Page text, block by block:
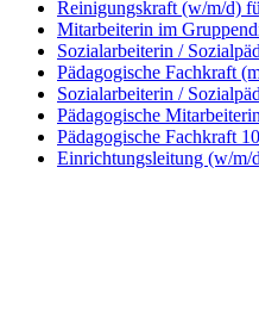
Reinigungskraft (w/m/d)
Mitarbeiterin im
Sozialarbeiterin /
Pädagogische Fachkraft
Sozialarbeiterin /
Pädagogische
Pädagogische Fachkraft
Einrichtungsleitung (w/m/